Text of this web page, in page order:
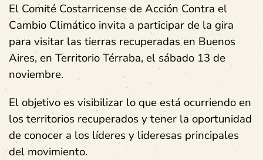
El Comité Costarricense de Acción Contra el
Cambio Climático invita a participar de la gira
para visitar las tierras recuperadas en Buenos
Aires, en Territorio Térraba, el sábado 13 de
noviembre.
El objetivo es visibilizar lo que está ocurriendo en
los territorios recuperados y tener la oportunidad
de conocer a los líderes y lideresas principales
del movimiento.